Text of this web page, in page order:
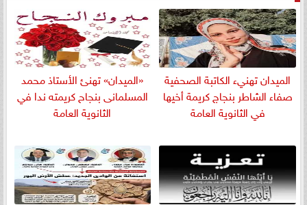
الميدان تهنيء الكاتبة الصحفية
صفاء الشاطر بنجاج كريمة أخيها
في الثانوية العامة
«الميدان» تهنئ الأستاذ محمد
المسلمانى بنجاح كريمته ندا في
الثانوية العامة